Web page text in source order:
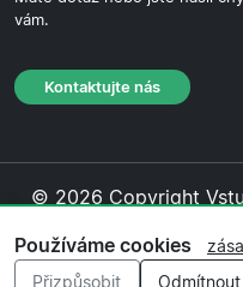
vám.
Kontaktujte nás
© 2026 Copyright
cookies·
Používáme cookies
Přizpůsobit
Odmítnout